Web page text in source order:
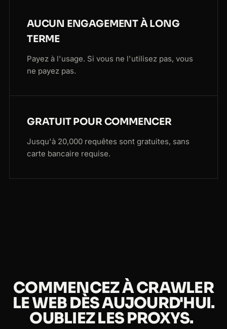
AUCUN ENGAGEMENT À LONG
TERME
Payez à l'usage. Si vous ne l'utilisez pas, vous
ne payez pas.
GRATUIT POUR COMMENCER
Jusqu'à 20,000 requêtes sont gratuites, sans
carte bancaire requise.
COMMENCEZ À CRAWLER
LE WEB DÈS AUJOURD'HUI.
OUBLIEZ LES PROXYS.